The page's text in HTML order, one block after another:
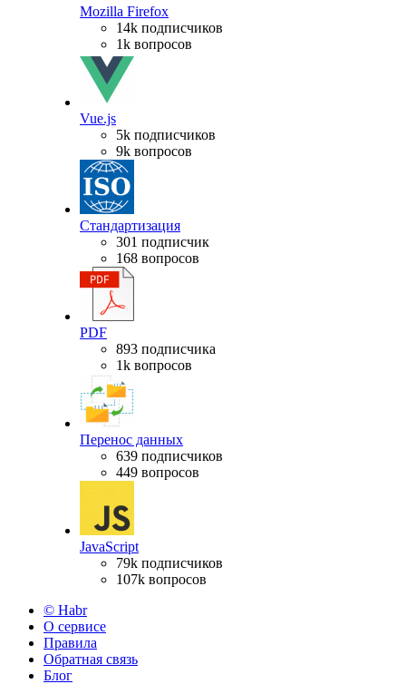
Mozilla Firefox
14k подписчиков
1k вопросов
Vue.js
5k подписчиков
9k вопросов
Стандартизация
301 подписчик
168 вопросов
PDF
893 подписчика
1k вопросов
Перенос данных
639 подписчиков
449 вопросов
JavaScript
79k подписчиков
107k вопросов
© Habr
О сервисе
Правила
Обратная связь
Блог